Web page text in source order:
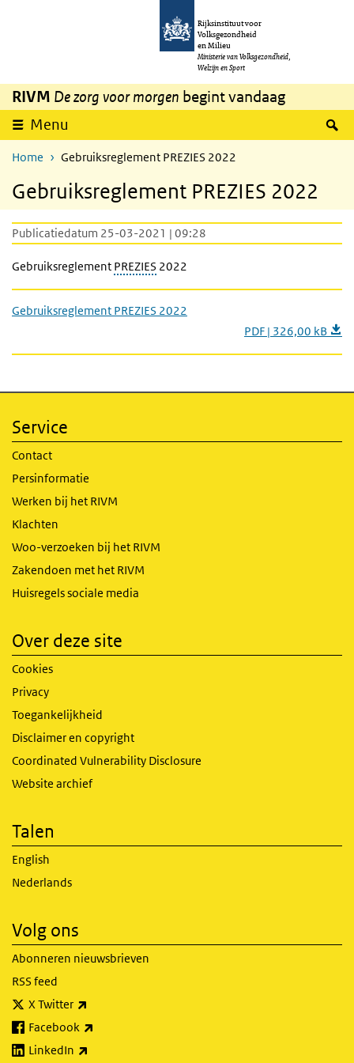
Overslaan en naar de inhoud gaan
Rijksinstituut voor
Volksgezondheid
en Milieu
Ministerie van Volksgezondheid,
Welzijn en Sport
RIVM De zorg voor morgen begint vandaag
Menu
Home Gebruiksreglement PREZIES 2022
Gebruiksreglement PREZIES 2022
Publicatiedatum 25-03-2021 | 09:28
Gebruiksreglement PREZIES 2022
Gebruiksreglement PREZIES 2022
PDF | 326,00 kB
Service
Contact
Persinformatie
Werken bij het RIVM
Klachten
Woo-verzoeken bij het RIVM
Zakendoen met het RIVM
Huisregels sociale media
Over deze site
Cookies
Privacy
Toegankelijkheid
Disclaimer en copyright
Coordinated Vulnerability Disclosure
Website archief
Talen
English
Nederlands
Volg ons
Abonneren nieuwsbrieven
RSS feed
X Twitter
Facebook
LinkedIn